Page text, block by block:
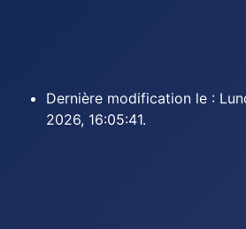
Dernière modification le :
2026, 16:05:41.